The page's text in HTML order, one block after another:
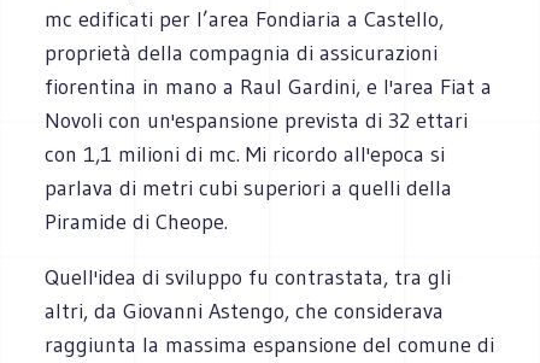
mc edificati per l’area Fondiaria a Castello,
proprietà della compagnia di assicurazioni
fiorentina in mano a Raul Gardini, e l'area Fiat a
Novoli con un'espansione prevista di 32 ettari
con 1,1 milioni di mc. Mi ricordo all'epoca si
parlava di metri cubi superiori a quelli della
Piramide di Cheope.
Quell'idea di sviluppo fu contrastata, tra gli
altri, da Giovanni Astengo, che considerava
raggiunta la massima espansione del comune di